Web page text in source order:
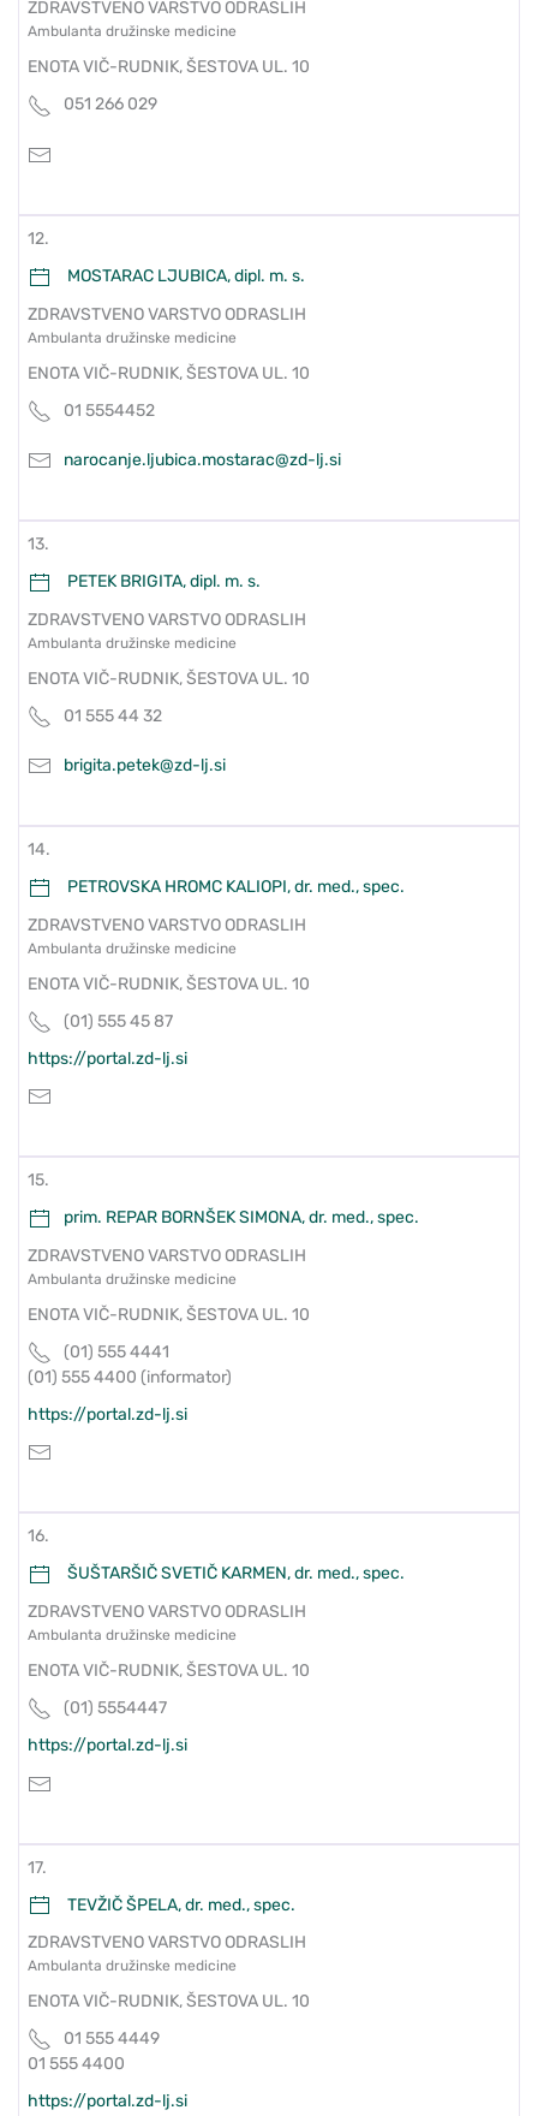
ZDRAVSTVENO VARSTVO ODRASLIH
Ambulanta družinske medicine
ENOTA VIČ-RUDNIK, ŠESTOVA UL. 10
051 266 029
12.
MOSTARAC LJUBICA, dipl. m. s.
ZDRAVSTVENO VARSTVO ODRASLIH
Ambulanta družinske medicine
ENOTA VIČ-RUDNIK, ŠESTOVA UL. 10
01 5554452
narocanje.ljubica.mostarac@zd-lj.si
13.
PETEK BRIGITA, dipl. m. s.
ZDRAVSTVENO VARSTVO ODRASLIH
Ambulanta družinske medicine
ENOTA VIČ-RUDNIK, ŠESTOVA UL. 10
01 555 44 32
brigita.petek@zd-lj.si
14.
PETROVSKA HROMC KALIOPI, dr. med., spec.
ZDRAVSTVENO VARSTVO ODRASLIH
Ambulanta družinske medicine
ENOTA VIČ-RUDNIK, ŠESTOVA UL. 10
(01) 555 45 87
https://portal.zd-lj.si
15.
prim. REPAR BORNŠEK SIMONA, dr. med., spec.
ZDRAVSTVENO VARSTVO ODRASLIH
Ambulanta družinske medicine
ENOTA VIČ-RUDNIK, ŠESTOVA UL. 10
(01) 555 4441
(01) 555 4400 (informator)
https://portal.zd-lj.si
16.
ŠUŠTARŠIČ SVETIČ KARMEN, dr. med., spec.
ZDRAVSTVENO VARSTVO ODRASLIH
Ambulanta družinske medicine
ENOTA VIČ-RUDNIK, ŠESTOVA UL. 10
(01) 5554447
https://portal.zd-lj.si
17.
TEVŽIČ ŠPELA, dr. med., spec.
ZDRAVSTVENO VARSTVO ODRASLIH
Ambulanta družinske medicine
ENOTA VIČ-RUDNIK, ŠESTOVA UL. 10
01 555 4449
01 555 4400
https://portal.zd-lj.si